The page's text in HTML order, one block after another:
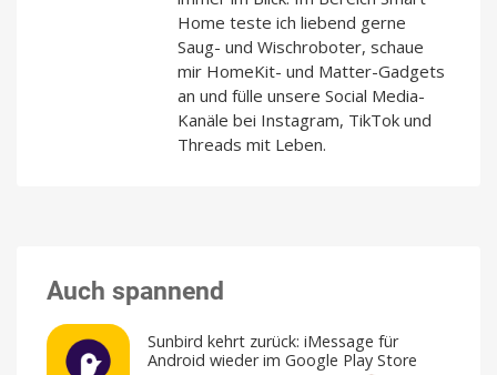
Home teste ich liebend gerne
Saug- und Wischroboter, schaue
mir HomeKit- und Matter-Gadgets
an und fülle unsere Social Media-
Kanäle bei Instagram, TikTok und
Threads mit Leben.
Auch spannend
Sunbird kehrt zurück: iMessage für
Android wieder im Google Play Store